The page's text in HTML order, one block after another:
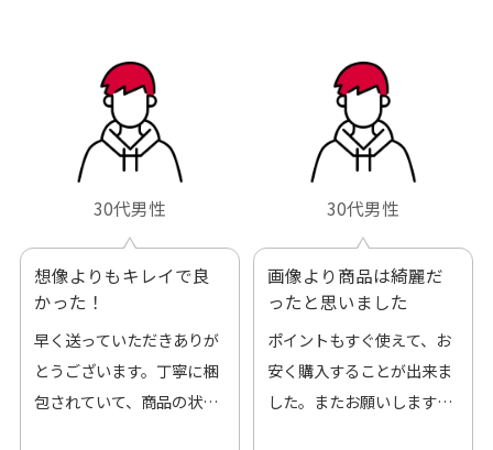
30代男性
想像よりもキレイで良
かった！
早く送っていただきありが
とうございます。丁寧に梱
包されていて、商品の状態
30代男性
画像より商品は綺麗だ
ったと思いました
ポイントもすぐ使えて、お
安く購入することが出来ま
した。またお願いします、